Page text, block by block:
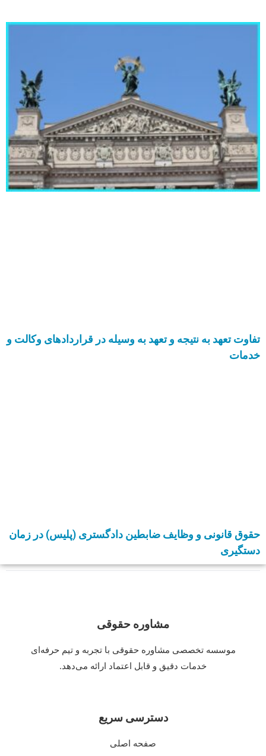
تفاوت تعهد به نتیجه و تعهد به وسیله در قراردادهای وکالت و
خدمات
حقوق قانونی و وظایف ضابطین دادگستری (پلیس) در زمان
دستگیری
مشاوره حقوقی
موسسه تخصصی مشاوره حقوقی با تجربه و تیم حرفه‌ای
خدمات دقیق و قابل اعتماد ارائه می‌دهد.
دسترسی سریع
صفحه اصلی